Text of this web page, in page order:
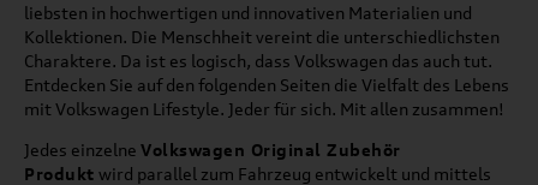
liebsten in hochwertigen und innovativen Materialien und
Kollektionen. Die Menschheit vereint die unterschiedlichsten
Charaktere. Da ist es logisch, dass Volkswagen das auch tut.
Entdecken Sie auf den folgenden Seiten die Vielfalt des Lebens
mit Volkswagen Lifestyle. Jeder für sich. Mit allen zusammen!
Jedes einzelne Volkswagen Original Zubehör
Produkt wird parallel zum Fahrzeug entwickelt und mittels